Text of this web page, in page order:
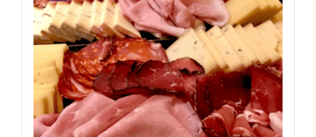
AJOUTER AU PANIER
/
DÉTAILS